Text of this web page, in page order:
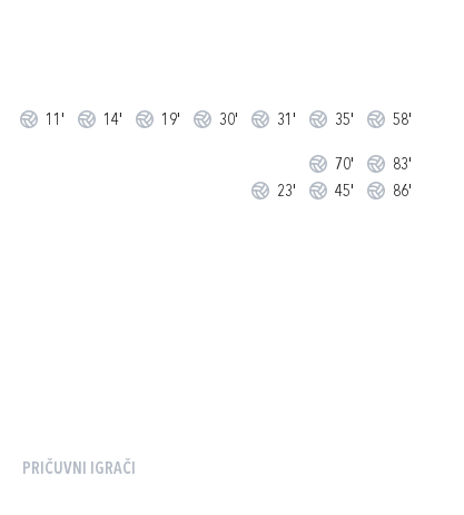
11' 14' 19' 30' 31' 35' 58'
70'
83'
23' 45' 86'
PRIČUVNI IGRAČI